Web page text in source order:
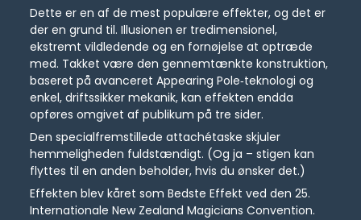
Dette er en af de mest populære effekter, og det er
der en grund til. Illusionen er tredimensionel,
ekstremt vildledende og en fornøjelse at optræde
med. Takket være den gennemtænkte konstruktion,
baseret på avanceret Appearing Pole‑teknologi og
enkel, driftssikker mekanik, kan effekten endda
opføres omgivet af publikum på tre sider.
Den specialfremstillede attachétaske skjuler
hemmeligheden fuldstændigt. (Og ja – stigen kan
flyttes til en anden beholder, hvis du ønsker det.)
Effekten blev kåret som Bedste Effekt ved den 25.
Internationale New Zealand Magicians Convention.